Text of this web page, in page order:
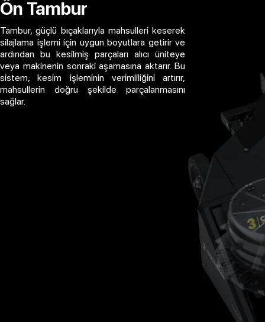
Ön Tambur
Tambur, güçlü bıçaklarıyla mahsulleri keserek
silajlama işlemi için uygun boyutlara getirir ve
ardından bu kesilmiş parçaları alıcı üniteye
veya makinenin sonraki aşamasına aktarır. Bu
sistem, kesim işleminin verimliliğini artırır,
mahsullerin doğru şekilde parçalanmasını
sağlar.